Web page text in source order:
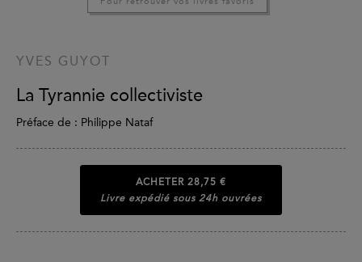
YVES GUYOT
La Tyrannie collectiviste
Préface de : Philippe Nataf
ACHETER 28,75 €
Livre expédié sous 24h ouvrées